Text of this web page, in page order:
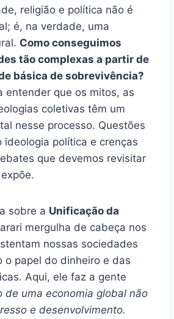
religião e política não é
é, na verdade, uma
Como conseguimos
tão complexas a partir de
básica de sobrevivência?
entender que os mitos, as
coletivas têm um
nesse processo. Questões
ideologia política e crenças
que devemos revisitar
sobre a Unificação da
mergulha de cabeça nos
nossas sociedades
o papel do dinheiro e das
Aqui, ele faz a gente
de uma economia global não
e desenvolvimento.